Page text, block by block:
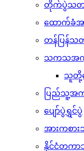
တိုက်ပွဲသတ
ထောက်ခံအ
တန်ပြန်သ
သကသအကွဲ
သူတို့ပ
ပြည်သူ့အက
ပျော်ပွဲရွှင်ပွဲ
အားကစာ
နိုင်ငံတကာ